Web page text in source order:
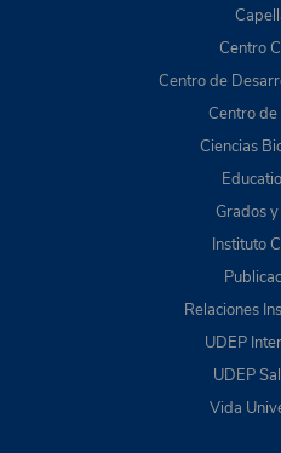
Centro
Centro de
Centro de
Ciencias
Grados
Instituto
Relaciones
UDEP
UDEP
Vida